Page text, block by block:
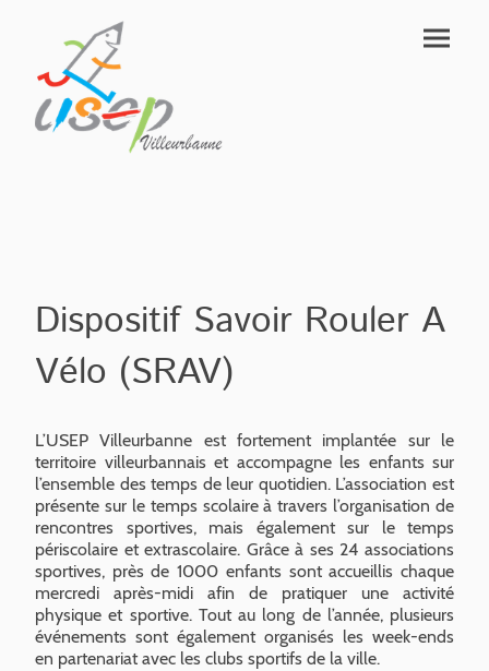
Dispositif Savoir Rouler A
Vélo (SRAV)
L’USEP Villeurbanne est fortement implantée sur le
territoire villeurbannais et accompagne les enfants sur
l’ensemble des temps de leur quotidien. L’association est
présente sur le temps scolaire à travers l’organisation de
rencontres sportives, mais également sur le temps
périscolaire et extrascolaire. Grâce à ses 24 associations
sportives, près de 1000 enfants sont accueillis chaque
mercredi après-midi afin de pratiquer une activité
physique et sportive. Tout au long de l’année, plusieurs
événements sont également organisés les week-ends
en partenariat avec les clubs sportifs de la ville.